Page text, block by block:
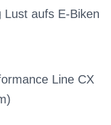
Lust aufs E-Biken
Line CX